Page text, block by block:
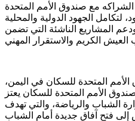
مع صندوق الأمم المتحدة
الجهود الدولية والمحلية
المشاريع الناشئة التي تضمن
المتحدة للسكان في اليمن،
الأمم المتحدة للسكان يعتز
الشباب والرياضة، والتي تهدف